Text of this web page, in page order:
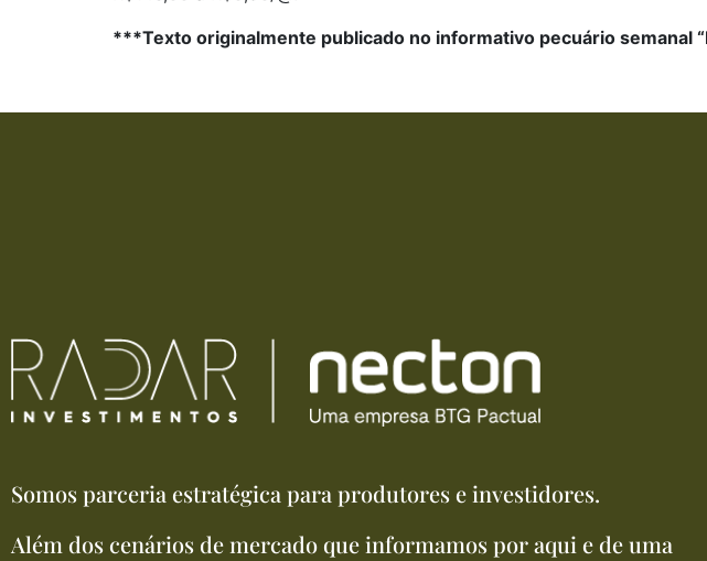
***Texto originalmente publicado no informativo pecuário semanal
Somos parceria estratégica para produtores e investidores.
Além dos cenários de mercado que informamos por aqui e de uma